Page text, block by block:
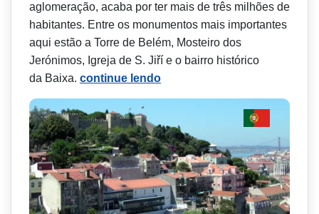
aglomeração, acaba por ter mais de três milhões de
habitantes. Entre os monumentos mais importantes
aqui estão a Torre de Belém, Mosteiro dos
Jerónimos, Igreja de S. Jiří e o bairro histórico
da Baixa. continue lendo